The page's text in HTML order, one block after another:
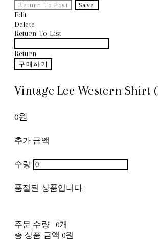
Return To Post Save
Edit
Delete
Return To List
Return
구매하기
Vintage Lee Western Shirt
0원
추가 금액
수량
품절된 상품입니다.
주문 수량
0개
총 상품 금액 0원